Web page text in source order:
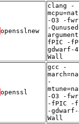
opensslnew
clang -
-O3 -
-
fPIC -
gdwarf-
Wall
openssl
gcc -
-
-O3 -
-fPIC -
-
Wall